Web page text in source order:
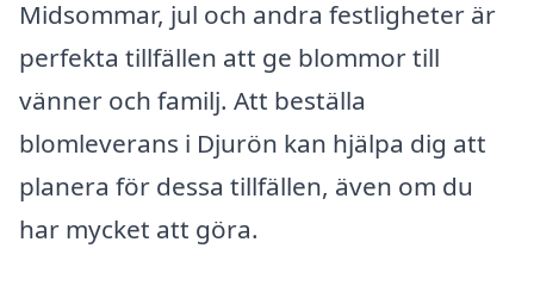
Midsommar, jul och andra festligheter är
perfekta tillfällen att ge blommor till
vänner och familj. Att beställa
blomleverans i Djurön kan hjälpa dig att
planera för dessa tillfällen, även om du
har mycket att göra.